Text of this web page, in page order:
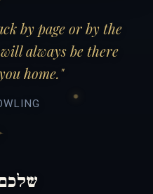
by page or by the
always be there
home."